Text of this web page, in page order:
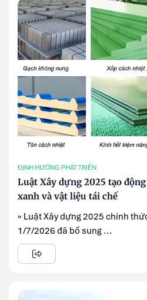
ĐỊNH HƯỚNG PHÁT TRIỂN
Luật Xây dựng 2025 tạo
xanh và vật liệu tái chế
» Luật Xây dựng 2025 chính
1/7/2026 đã bổ sung ...